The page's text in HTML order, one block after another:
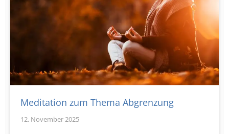
Meditation zum Thema Abgrenzung
12. November 2025